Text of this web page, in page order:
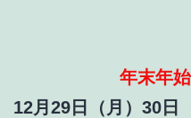
年末年
12月29日（月）30日